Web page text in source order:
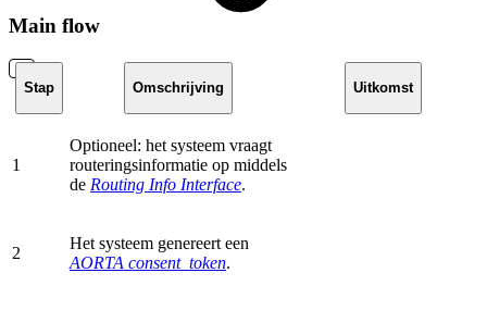
Main flow
Stap Omschrijving Uitkomst
1
Optioneel: het systeem vraagt
routeringsinformatie op middels
de Routing Info Interface.
2
Het systeem genereert een
AORTA consent_token.